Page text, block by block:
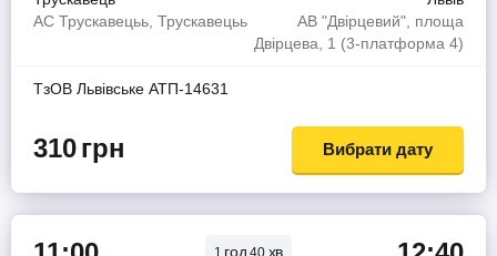
АС Трускавецьь, Трускавецьь
АВ "Двірцевий", площа
Двірцева, 1 (3-платформа 4)
ТзОВ Львiвське АТП-14631
310грн Вибрати дату
1 год 40 хв